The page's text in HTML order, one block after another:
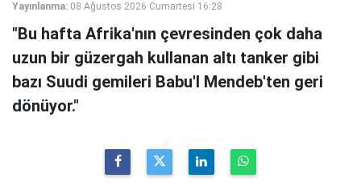
Yayınlanma: 08 Ağustos 2026 Cumartesi 16:28
"Bu hafta Afrika'nın çevresinden çok daha
uzun bir güzergah kullanan altı tanker gibi
bazı Suudi gemileri Babu'l Mendeb'ten geri
dönüyor."